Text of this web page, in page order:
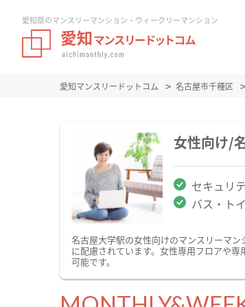
愛知県のマンスリーマンション・ウィークリーマンション
愛知マンスリードットコム 名古屋市千種区
女性向け/
セキュリ
バス・ト
名古屋大学駅の女性向けのマンスリーマ
に配慮されています。女性専用フロアや
可能です。